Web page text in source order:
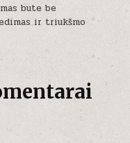
bute be
ir triukšmo